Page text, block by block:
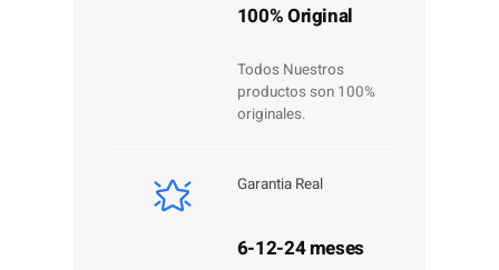
100% Original
Todos Nuestros
productos son 100%
originales.
Garantia Real
6-12-24 meses